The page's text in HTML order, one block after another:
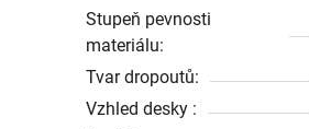
Stupeň pevnosti
materiálu:
Tvar dropoutů:
Vzhled desky :